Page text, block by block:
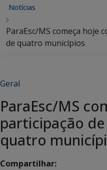
Notícias
ParaEsc/MS começa hoje
de quatro municípios
Geral
ParaEsc/MS
participação
quatro
Compartilhar: